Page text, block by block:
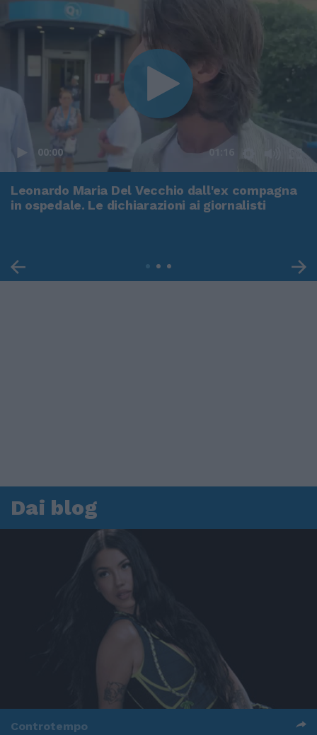
00:00 01:16
Leonardo Maria Del Vecchio dall'ex compagna
in ospedale. Le dichiarazioni ai giornalisti
Dai blog
Controtempo